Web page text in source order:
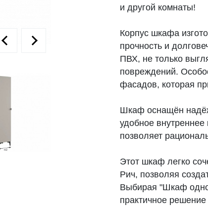
и другой комнаты!
Корпус шкафа
прочность и
ПВХ, не только
повреждений.
фасадов, которая
Шкаф оснащён
удобное
позволяет
Этот шкаф легко
Рич, позволяя
Выбирая "Шкаф
практичное